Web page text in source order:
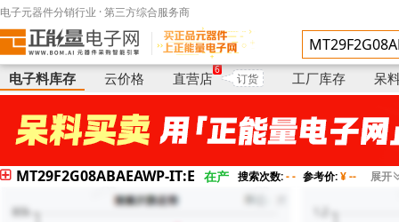
电子元器件分销行业 · 第三方综合服务商
电子料库存 云价格 直营店
6
订货 工厂库存 呆
MT29F2G08ABAEAWP-IT:E 在产 搜索次数:- - 参考价:¥ -- 展开
电子料库存 供应商 (显示完整型号)